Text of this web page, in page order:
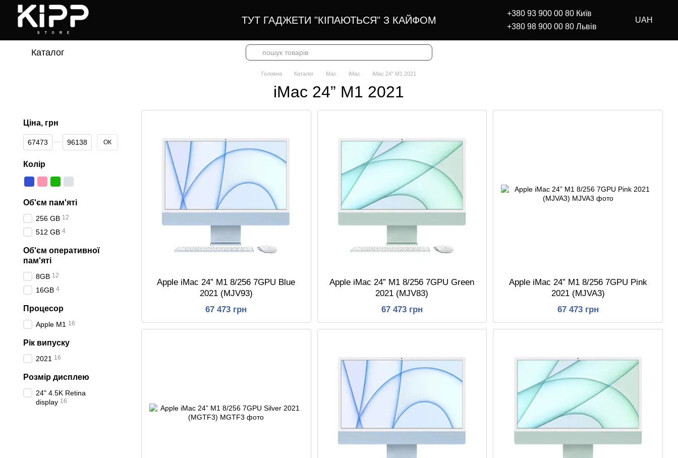
Перейти до основного контенту
ТУТ ГАДЖЕТИ "КІПАЮТЬСЯ" З КАЙФОМ
+380 93 900 00 80 Київ
+380 98 900 00 80 Львів
UAH
Каталог
Головна Каталог Mac iMac iMac 24” M1 2021
iMac 24” M1 2021
Apple iMac 24” M1 8/256 7GPU Blue
2021 (MJV93)
67 473 грн
Apple iMac 24” M1 8/256 7GPU Green
2021 (MJV83)
67 473 грн
Apple iMac 24” M1 8/256 7GPU Pink
2021 (MJVA3)
67 473 грн
Ціна, грн
Від Ціна, грн
До Ціна, грн ОК
Колір
Об'єм пам'яті
256 GB 12
512 GB 4
Об'єм оперативної
пам'яті
8GB 12
16GB 4
Процесор
Apple M1 16
Рік випуску
2021 16
Розмір дисплею
24" 4.5K Retina
display 16